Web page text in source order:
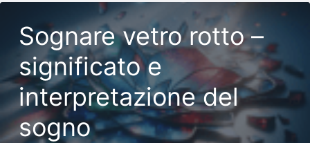
Sognare vetro rotto –
significato e
interpretazione del
sogno